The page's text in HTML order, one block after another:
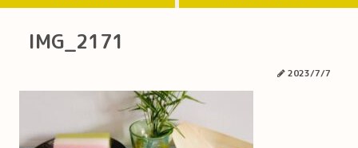
IMG_2171
2023/7/7